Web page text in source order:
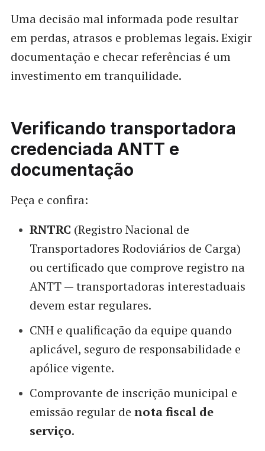
Uma decisão mal informada pode resultar
em perdas, atrasos e problemas legais. Exigir
documentação e checar referências é um
investimento em tranquilidade.
Verificando transportadora
credenciada ANTT e
documentação
Peça e confira:
RNTRC (Registro Nacional de
Transportadores Rodoviários de Carga)
ou certificado que comprove registro na
ANTT — transportadoras interestaduais
devem estar regulares.
CNH e qualificação da equipe quando
aplicável, seguro de responsabilidade e
apólice vigente.
Comprovante de inscrição municipal e
emissão regular de nota fiscal de
serviço.